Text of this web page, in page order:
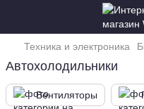
Техника и электроника
Автохолодильники
Вентиляторы